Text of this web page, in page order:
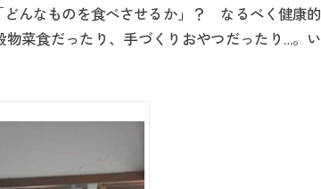
どんなものを食べさせるか」？ なるべく健康的
菜食だったり、手づくりおやつだったり…。い